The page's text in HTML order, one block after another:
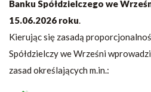
Banku Spółdzielczego we
15.06.2026 roku.
Kierując się zasadą
Spółdzielczy we Wrześni
zasad określających m.in.: